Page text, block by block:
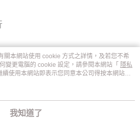
關本網站使用 cookie 方式之詳情，及若您不希
變更電腦的 cookie 設定，請參閱本網站「 隱私
續使用本網站即表示您同意本公司得按本網站使
。
我知道了